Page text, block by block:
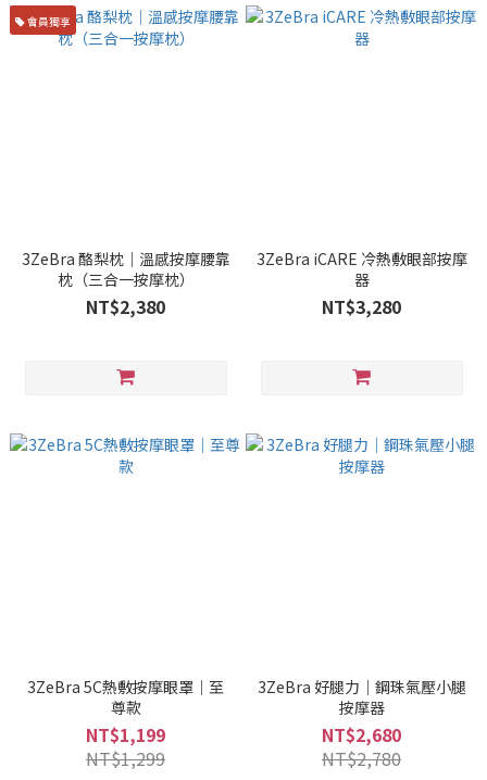
會員獨享
3ZeBra 酪梨枕｜溫感按摩腰靠
枕（三合一按摩枕）
NT$2,380
3ZeBra iCARE 冷熱敷眼部按摩
器
NT$3,280
3ZeBra 5C熱敷按摩眼罩｜至
尊款
NT$1,199
NT$1,299
3ZeBra 好腿力｜鋼珠氣壓小腿
按摩器
NT$2,680
NT$2,780